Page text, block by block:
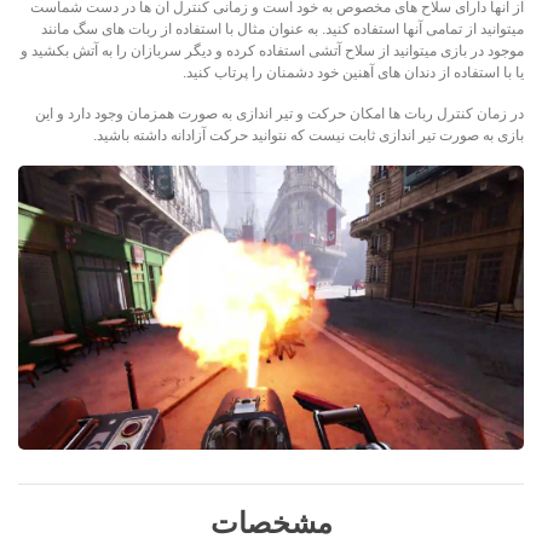
از آنها دارای سلاح های مخصوص به خود است و زمانی کنترل آن ها در دست شماست
میتوانید از تمامی آنها استفاده کنید. به عنوان مثال با استفاده از ربات های سگ مانند
موجود در بازی میتوانید از سلاح آتشی استفاده کرده و دیگر سربازان را به آتش بکشید و
یا با استفاده از دندان های آهنین خود دشمنان را پرتاب کنید.
در زمان کنترل ربات ها امکان حرکت و تیر اندازی به صورت همزمان وجود دارد و این
بازی به صورت تیر اندازی ثابت نیست که نتوانید حرکت آزادانه داشته باشید.
مشخصات